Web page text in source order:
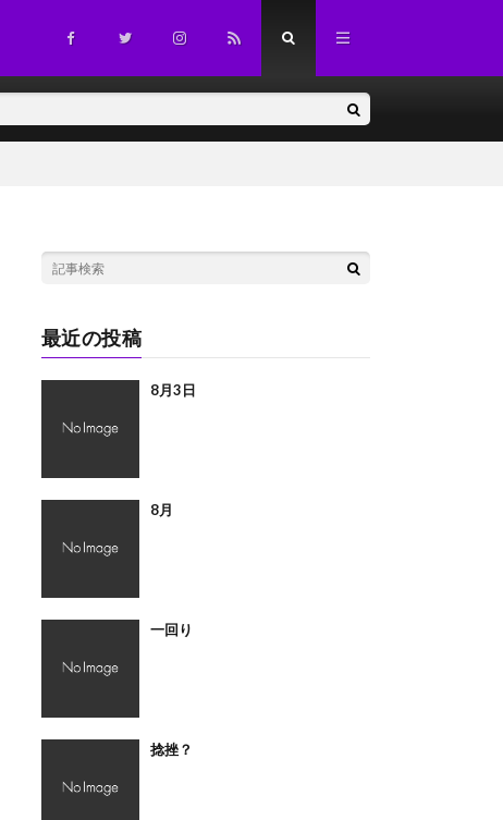
最近の投稿
8月3日
8月
一回り
捻挫？